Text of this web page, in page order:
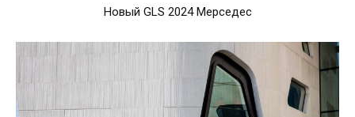
Новый GLS 2024 Мерседес